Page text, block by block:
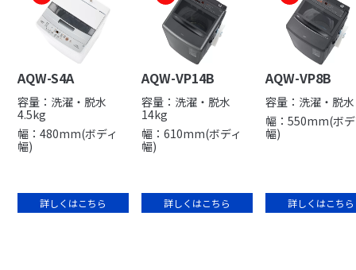
AQW-S4A
容量：洗濯・脱水
4.5kg
幅：480mm(ボディ
幅)
詳しくはこちら
AQW-VP14B
容量：洗濯・脱水
14kg
幅：610mm(ボディ
幅)
詳しくはこちら
AQW-VP8B
容量：洗濯・脱
幅：550mm(ボ
幅)
詳しくはこちら